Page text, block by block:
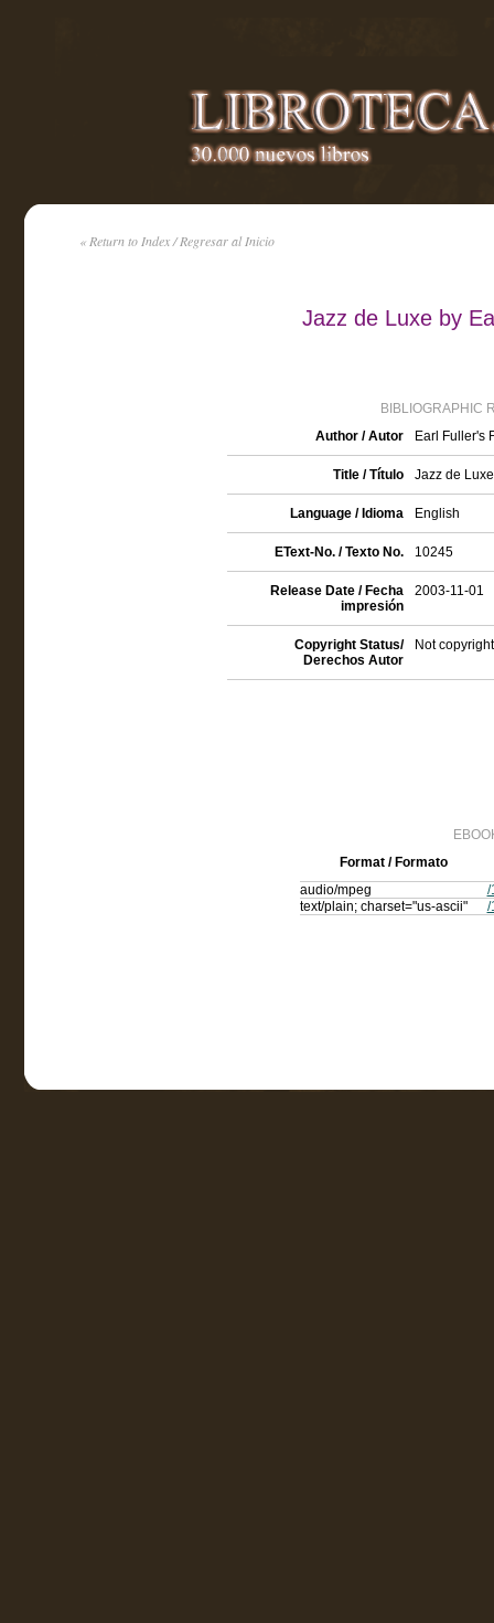
« Return to Index / Regresar al Inicio
Jazz de Luxe by
BIBLIOGRAPHIC
Author / Autor
Earl Fuller's
Title / Título Jazz de Luxe
Language / Idioma English
EText-No. / Texto No. 10245
Release Date / Fecha
impresión
2003-11-01
Copyright Status/
Derechos Autor
Not
Format / Formato
audio/mpeg
/
text/plain; charset="us-ascii"
/